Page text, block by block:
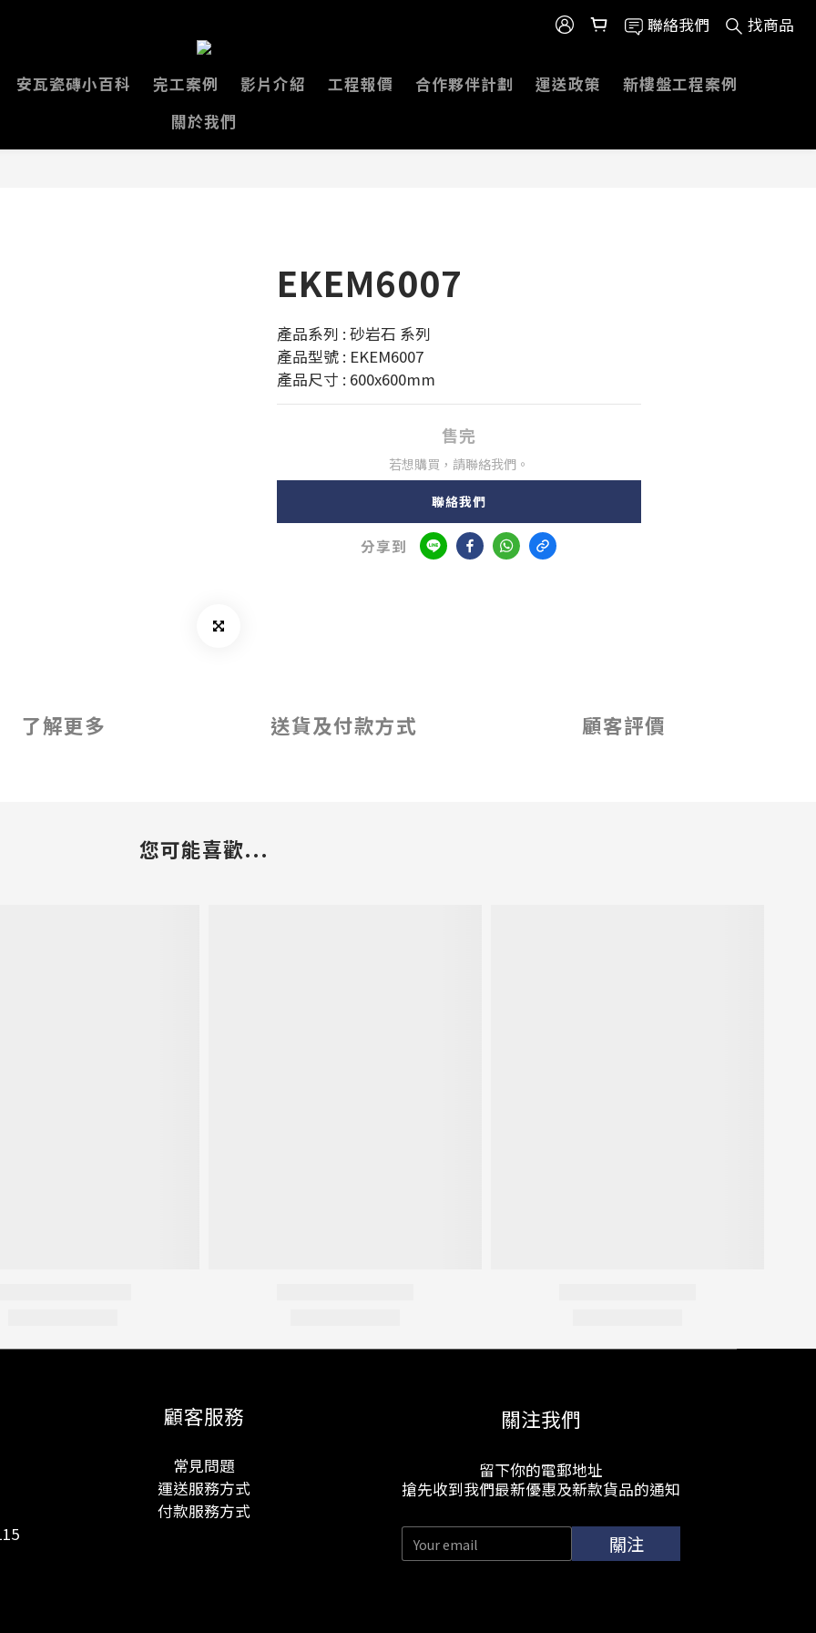
聯絡我們 找商品
安瓦瓷磚小百科 完工案例 影片介紹 工程報價 合作夥伴計劃 運送政策
新樓盤工程案例
關於我們
EKEM6007
產品系列 : 砂岩石 系列
產品型號 : EKEM6007
產品尺寸 : 600x600mm
售完
若想購買，請聯絡我們。
聯絡我們
分享到
了解更多 送貨及付款方式 顧客評價
您可能喜歡...
顧客服務
常見問題
運送服務方式
付款服務方式
關注我們
留下你的電郵地址
搶先收到我們最新優惠及新款貨品的通知
關注